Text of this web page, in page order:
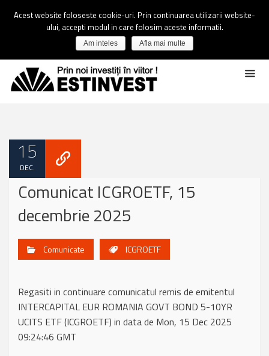
15
DEC.
Comunicat ICGROETF, 15
decembrie 2025
Comunicate ICGROETF
Regasiti in continuare comunicatul remis de emitentul
INTERCAPITAL EUR ROMANIA GOVT BOND 5-10YR
UCITS ETF (ICGROETF) in data de Mon, 15 Dec 2025
09:24:46 GMT
Acest website foloseste cookie-uri. Prin continuarea utilizarii website-
ului, accepti modul in care folosim aceste informatii.
Am inteles Afla mai multe